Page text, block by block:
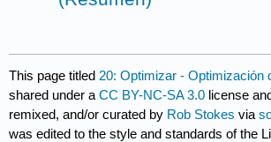
This page titled 20: Optimizar - Optimización
shared under aCC BY-NC-SA 3.0 license
remixed, and/or curated by Rob Stokes via
was edited to the style and standards of the